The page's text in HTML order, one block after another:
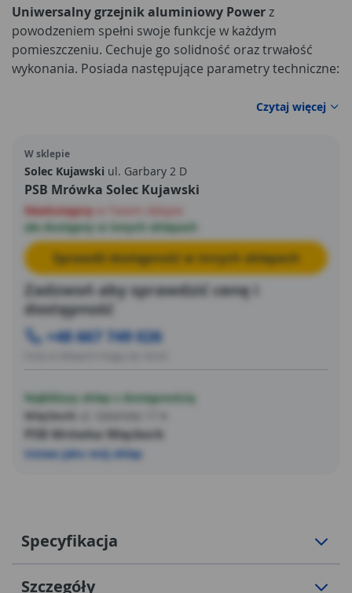
Uniwersalny grzejnik aluminiowy Powerz
powodzeniem spełni swoje funkcje w każdym
pomieszczeniu. Cechuje go solidność oraz trwałość
wykonania. Posiada następujące parametry techniczne:
Czytaj więcej
W sklepie
Solec Kujawski ul. Garbary 2 D
PSB Mrówka Solec Kujawski
Niedostępny
ale dostępny w innych sklepach
Sprawdź dostępność w innych sklepach
Zadzwoń aby sprawdzić cenę i
dostępność
+48 667 749 026
Najbliższy sklep z dostępnością
Więcbork
PSB Mrówka Więcbork
Ustaw jako mój sklep
Specyfikacja
Szczegóły